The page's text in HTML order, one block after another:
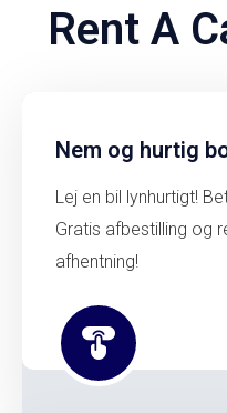
Rent A
Nem og hurtig
Lej en bil lynhurtigt!
Gratis afbestilling og
afhentning!